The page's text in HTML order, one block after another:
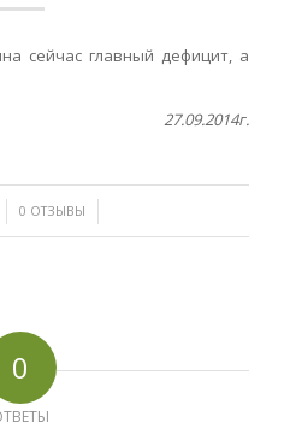
сейчас главный дефицит, а
27.09.2014г.
0 ОТЗЫВЫ
/
0